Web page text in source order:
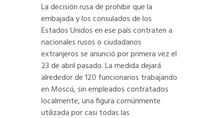
La decisión rusa de prohibir que la
embajada y los consulados de los
Estados Unidos en ese país contraten a
nacionales rusos o ciudadanos
extranjeros se anunció por primera vez el
23 de abril pasado. La medida dejará
alrededor de 120 funcionarios trabajando
en Moscú, sin empleados contratados
localmente, una figura comúnmente
utilizada por casi todas las